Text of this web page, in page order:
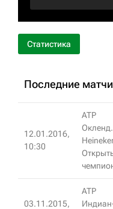
Статистика
Последние
12.01.2016,
10:30
ATP
Окленд.
03.11.2015,
ATP